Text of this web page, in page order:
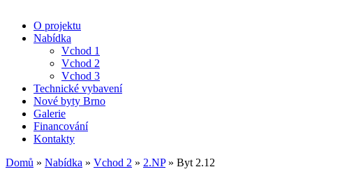
O projektu
Nabídka
Vchod 1
Vchod 2
Vchod 3
Technické vybavení
Nové byty Brno
Galerie
Financování
Kontakty
Domů » Nabídka » Vchod 2 » 2.NP» Byt 2.12